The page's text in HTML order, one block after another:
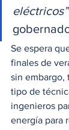
Se espera
finales de
sin embargo,
tipo de
ingenieros
energía para